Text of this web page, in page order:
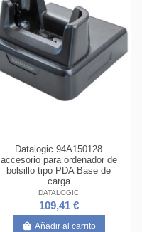
Datalogic 94A150128
accesorio para ordenador de
bolsillo tipo PDA Base de
carga
DATALOGIC
109,41 €
Añadir al carrito